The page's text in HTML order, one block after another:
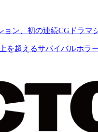
ョン、初の連続CGドラマ
を超えるサバイバルホラ